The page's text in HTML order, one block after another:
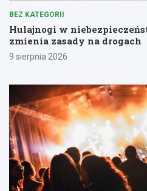
BEZ KATEGORII
Hulajnogi w
zmienia zasady na drogach
9 sierpnia 2026